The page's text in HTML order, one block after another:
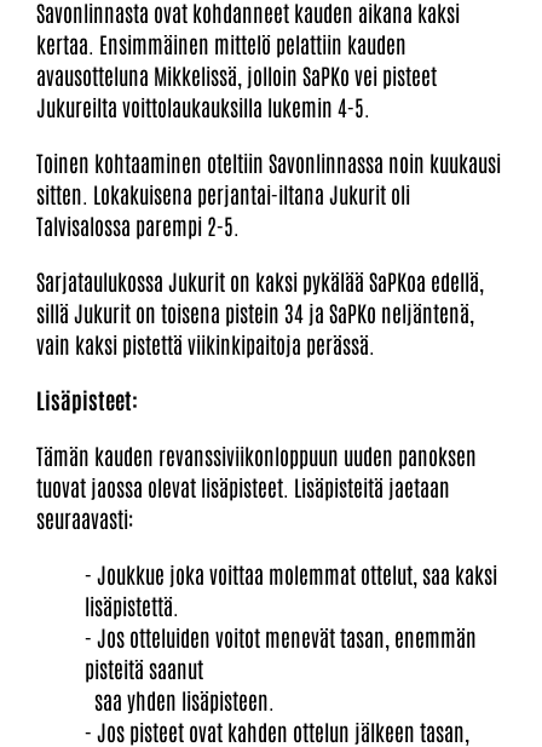
Savonlinnasta ovat kohdanneet kauden aikana kaksi
kertaa. Ensimmäinen mittelö pelattiin kauden
avausotteluna Mikkelissä, jolloin SaPKo vei pisteet
Jukureilta voittolaukauksilla lukemin 4-5.
Toinen kohtaaminen oteltiin Savonlinnassa noin kuukausi
sitten. Lokakuisena perjantai-iltana Jukurit oli
Talvisalossa parempi 2-5.
Sarjataulukossa Jukurit on kaksi pykälää SaPKoa edellä,
sillä Jukurit on toisena pistein 34 ja SaPKo neljäntenä,
vain kaksi pistettä viikinkipaitoja perässä.
Lisäpisteet:
Tämän kauden revanssiviikonloppuun uuden panoksen
tuovat jaossa olevat lisäpisteet. Lisäpisteitä jaetaan
seuraavasti:
- Joukkue joka voittaa molemmat ottelut, saa kaksi
lisäpistettä.
- Jos otteluiden voitot menevät tasan, enemmän
pisteitä saanut
saa yhden lisäpisteen.
- Jos pisteet ovat kahden ottelun jälkeen tasan,